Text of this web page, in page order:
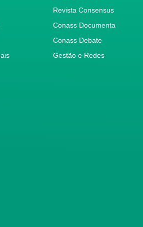
Revista Consensus
Conass Documenta
Conass Debate
Gestão e Redes